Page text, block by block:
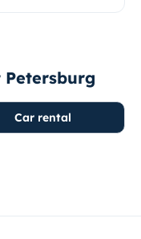
Car rental